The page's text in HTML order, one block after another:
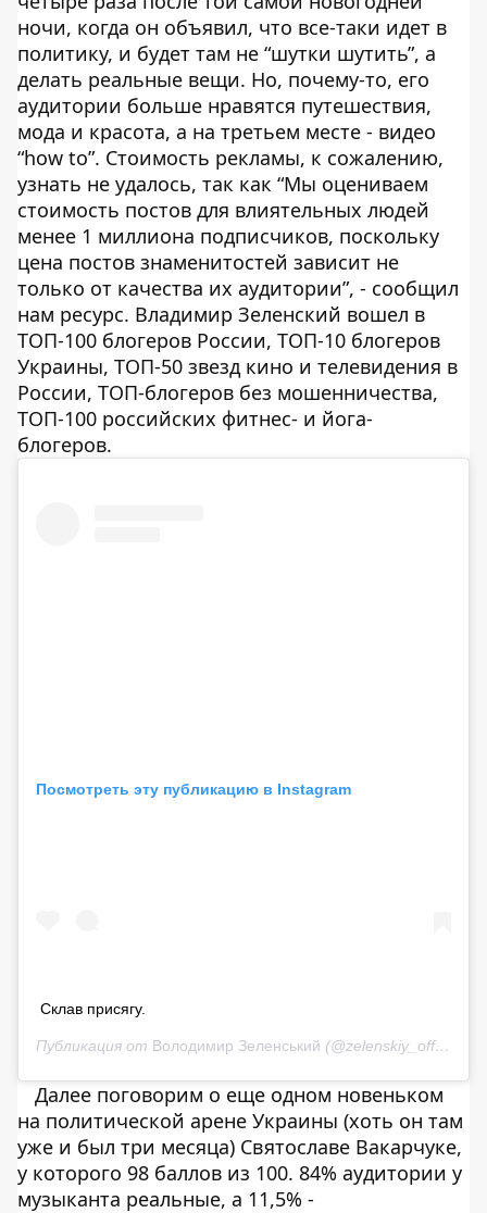
ночи, когда он объявил, что все-таки идет в
политику, и будет там не “шутки шутить”, а
делать реальные вещи. Но, почему-то, его
аудитории больше нравятся путешествия,
мода и красота, а на третьем месте - видео
“how to”. Стоимость рекламы, к сожалению,
узнать не удалось, так как “Мы оцениваем
стоимость постов для влиятельных людей
менее 1 миллиона подписчиков, поскольку
цена постов знаменитостей зависит не
только от качества их аудитории”, - сообщил
нам ресурс. Владимир Зеленский вошел в
ТОП-100 блогеров России, ТОП-10 блогеров
Украины, ТОП-50 звезд кино и телевидения в
России, ТОП-блогеров без мошенничества,
ТОП-100 российских фитнес- и йога-
блогеров.
Посмотреть эту публикацию в Instagram
Склав присягу.
Публикация от Володимир Зеленський (@zelenskiy_official)
Далее поговорим о еще одном новеньком
на политической арене Украины (хоть он там
уже и был три месяца) Святославе Вакарчуке,
у которого 98 баллов из 100. 84% аудитории у
музыканта реальные, а 11,5% -